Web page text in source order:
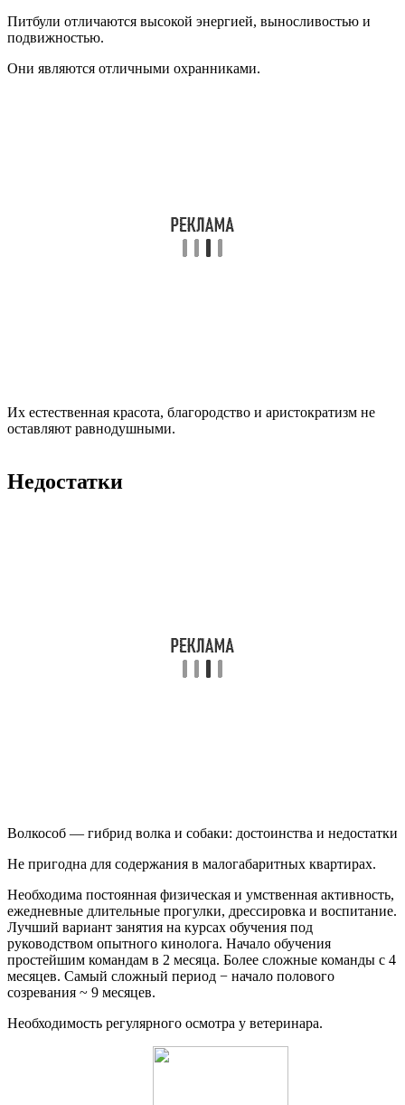
Питбули отличаются высокой энергией, выносливостью и
подвижностью.
Они являются отличными охранниками.
Их естественная красота, благородство и аристократизм не
оставляют равнодушными.
Недостатки
Волкособ — гибрид волка и собаки: достоинства и недостатки
Не пригодна для содержания в малогабаритных квартирах.
Необходима постоянная физическая и умственная активность,
ежедневные длительные прогулки, дрессировка и воспитание.
Лучший вариант занятия на курсах обучения под
руководством опытного кинолога. Начало обучения
простейшим командам в 2 месяца. Более сложные команды с 4
месяцев. Самый сложный период − начало полового
созревания ~ 9 месяцев.
Необходимость регулярного осмотра у ветеринара.